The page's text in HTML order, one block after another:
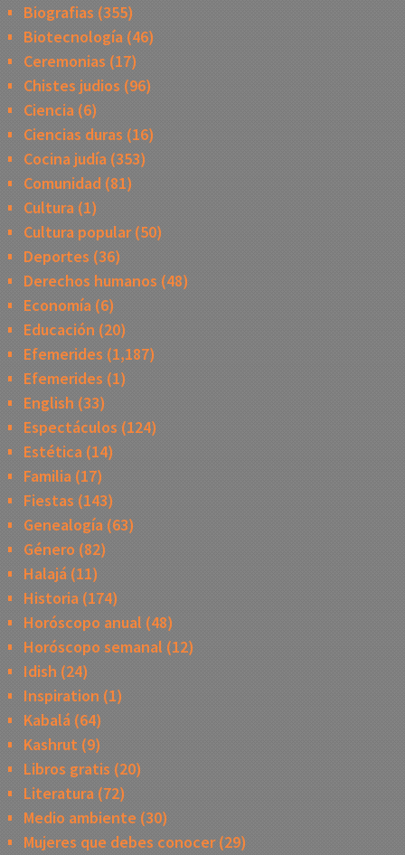
Biografias (355)
Biotecnología(46)
Ceremonias (17)
Chistes judios (96)
Ciencia(6)
Ciencias duras (16)
Cocina judía(353)
Comunidad(81)
Cultura(1)
Cultura popular(50)
Deportes (36)
Derechos humanos (48)
Economía(6)
Educación (20)
Efemerides (1,187)
Efemerides (1)
English (33)
Espectáculos (124)
Estética(14)
Familia(17)
Fiestas (143)
Genealogía(63)
Género (82)
Halajá(11)
Historia(174)
Horóscopo anual (48)
Horóscopo semanal (12)
Idish (24)
Inspiration (1)
Kabalá(64)
Kashrut (9)
Libros gratis (20)
Literatura(72)
Medio ambiente (30)
Mujeres que debes conocer(29)